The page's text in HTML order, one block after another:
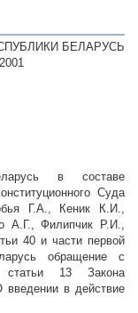
БЕЛАРУСЬ
в составе
Суда
Г.А., Кеник К.И.,
А.Г., Филипчик Р.И.,
40 и части первой
обращение с
статьи 13 Закона
в действие